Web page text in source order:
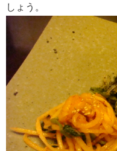
しょう。